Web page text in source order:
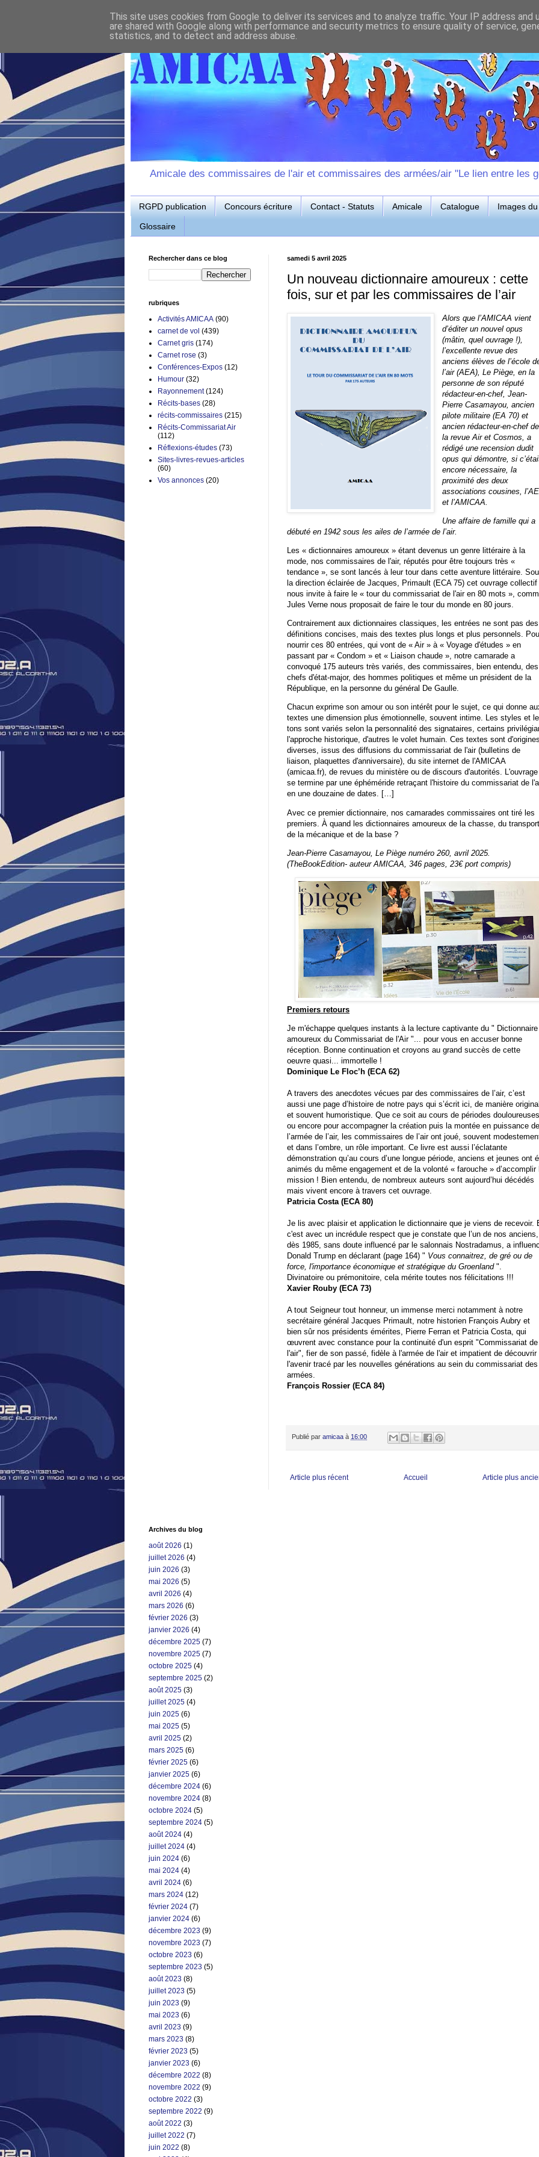
Amicale des commissaires de l'air et commissaires des armées/air "Le lien entre les
RGPD publication Concours écriture Contact - Statuts Amicale Catalogue Images
Glossaire
samedi 5 avril 2025
Un nouveau dictionnaire amoureux : cette
fois, sur et par les commissaires de l’air
Alors que l’AMICAA vient
d’éditer un nouvel opus
(mâtin, quel ouvrage !),
l’excellente revue des
anciens élèves de l’école
l’air (AEA), Le Piège, en la
personne de son réputé
rédacteur-en-chef, Jean-
Pierre Casamayou, ancien
pilote militaire (EA 70) et
ancien rédacteur-en-chef de
la revue Air et Cosmos, a
rédigé une recension dudit
opus qui démontre, si
encore nécessaire, la
proximité des deux
associations cousines,
et l’AMICAA.
Une affaire de famille qui a
débuté en 1942 sous les ailes de l’armée de l’air.
Les « dictionnaires amoureux » étant devenus un genre littéraire à la
mode, nos commissaires de l'air, réputés pour être toujours très «
tendance », se sont lancés à leur tour dans cette aventure littéraire.
la direction éclairée de Jacques, Primault (ECA 75) cet ouvrage collectif
nous invite à faire le « tour du commissariat de l'air en 80 mots »,
Jules Verne nous proposait de faire le tour du monde en 80 jours.
Contrairement aux dictionnaires classiques, les entrées ne sont pas des
définitions concises, mais des textes plus longs et plus personnels.
nourrir ces 80 entrées, qui vont de « Air » à « Voyage d'études » en
passant par « Condom » et « Liaison chaude », notre camarade a
convoqué 175 auteurs très variés, des commissaires, bien entendu, des
chefs d'état-major, des hommes politiques et même un président de la
République, en la personne du général De Gaulle.
Chacun exprime son amour ou son intérêt pour le sujet, ce qui donne
textes une dimension plus émotionnelle, souvent intime. Les styles et
tons sont variés selon la personnalité des signataires, certains
l'approche historique, d'autres le volet humain. Ces textes sont
diverses, issus des diffusions du commissariat de l'air (bulletins de
liaison, plaquettes d'anniversaire), du site internet de l'AMICAA
(amicaa.fr), de revues du ministère ou de discours d'autorités. L'ouvrage
se termine par une éphéméride retraçant l'histoire du commissariat de
en une douzaine de dates. […]
Avec ce premier dictionnaire, nos camarades commissaires ont tiré les
premiers. À quand les dictionnaires amoureux de la chasse, du
de la mécanique et de la base ?
Jean-Pierre Casamayou, Le Piège numéro 260, avril 2025.
(TheBookEdition- auteur AMICAA, 346 pages, 23€ port compris)
Premiers retours
Je m'échappe quelques instants à la lecture captivante du " Dictionnaire
amoureux du Commissariat de l'Air "... pour vous en accuser bonne
réception. Bonne continuation et croyons au grand succès de cette
oeuvre quasi... immortelle !
Dominique Le Floc’h (ECA 62)
A travers des anecdotes vécues par des commissaires de l’air, c’est
aussi une page d’histoire de notre pays qui s’écrit ici, de manière
et souvent humoristique. Que ce soit au cours de périodes douloureuses
ou encore pour accompagner la création puis la montée en puissance de
l’armée de l’air, les commissaires de l’air ont joué, souvent
et dans l’ombre, un rôle important. Ce livre est aussi l’éclatante
démonstration qu’au cours d’une longue période, anciens et jeunes ont
animés du même engagement et de la volonté « farouche » d’accomplir
mission ! Bien entendu, de nombreux auteurs sont aujourd’hui décédés
mais vivent encore à travers cet ouvrage.
Patricia Costa (ECA 80)
Je lis avec plaisir et application le dictionnaire que je viens de recevoir.
c'est avec un incrédule respect que je constate que l’un de nos anciens,
dès 1985, sans doute influencé par le salonnais Nostradamus, a
Donald Trump en déclarant (page 164) " Vous connaitrez, de gré ou de
force, l'importance économique et stratégique du Groenland".
Divinatoire ou prémonitoire, cela mérite toutes nos félicitations !!!
Xavier Rouby (ECA 73)
A tout Seigneur tout honneur, un immense merci notamment à notre
secrétaire général Jacques Primault, notre historien François Aubry et
bien sûr nos présidents émérites, Pierre Ferran et Patricia Costa, qui
œuvrent avec constance pour la continuité d'un esprit "Commissariat de
l'air", fier de son passé, fidèle à l'armée de l'air et impatient de découvrir
l'avenir tracé par les nouvelles générations au sein du commissariat des
armées.
François Rossier (ECA 84)
Publié par amicaa à 16:00
Article plus récent Article plus
Accueil
Rechercher dans ce blog
rubriques
Activités AMICAA (90)
carnet de vol (439)
Carnet gris (174)
Carnet rose (3)
Conférences-Expos (12)
Humour (32)
Rayonnement (124)
Récits-bases (28)
récits-commissaires (215)
Récits-Commissariat Air
(112)
Réflexions-études (73)
Sites-livres-revues-articles
(60)
Vos annonces (20)
Archives du blog
août 2026 (1)
juillet 2026 (4)
juin 2026 (3)
mai 2026 (5)
avril 2026 (4)
mars 2026 (6)
février 2026 (3)
janvier 2026 (4)
décembre 2025 (7)
novembre 2025 (7)
octobre 2025 (4)
septembre 2025 (2)
août 2025 (3)
juillet 2025 (4)
juin 2025 (6)
mai 2025 (5)
avril 2025 (2)
mars 2025 (6)
février 2025 (6)
janvier 2025 (6)
décembre 2024 (6)
novembre 2024 (8)
octobre 2024 (5)
septembre 2024 (5)
août 2024 (4)
juillet 2024 (4)
juin 2024 (6)
mai 2024 (4)
avril 2024 (6)
mars 2024 (12)
février 2024 (7)
janvier 2024 (6)
décembre 2023 (9)
novembre 2023 (7)
octobre 2023 (6)
septembre 2023 (5)
août 2023 (8)
juillet 2023 (5)
juin 2023 (9)
mai 2023 (6)
avril 2023 (9)
mars 2023 (8)
février 2023 (5)
janvier 2023 (6)
décembre 2022 (8)
novembre 2022 (9)
octobre 2022 (3)
septembre 2022 (9)
août 2022 (3)
juillet 2022 (7)
juin 2022 (8)
This site uses cookies from Google to deliver its services and to analyze traffic. Your IP address and
are shared with Google along with performance and security metrics to ensure quality of service,
statistics, and to detect and address abuse.